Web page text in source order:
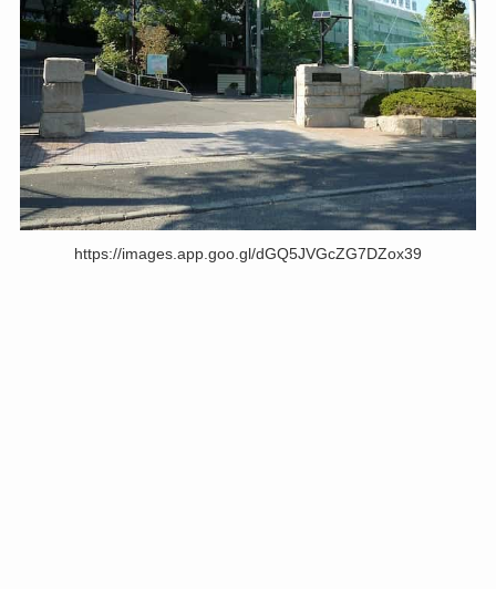
https://images.app.goo.gl/dGQ5JVGcZG7DZox39